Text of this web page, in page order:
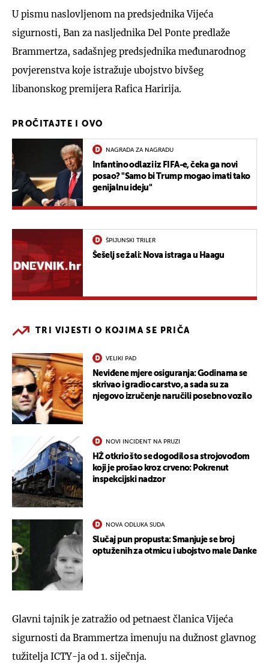
U pismu naslovljenom na predsjednika Vijeća
sigurnosti, Ban za nasljednika Del Ponte predlaže
Brammertza, sadašnjeg predsjednika međunarodnog
povjerenstva koje istražuje ubojstvo bivšeg
libanonskog premijera Rafica Haririja.
PROČITAJTE I OVO
NAGRADA ZA NAGRADU
Infantino odlazi iz FIFA-e, čeka ga novi
posao? "Samo bi Trump mogao imati tako
genijalnu ideju"
ŠPIJUNSKI TRILER
Šešelj se žali: Nova istraga u Haagu
TRI VIJESTI O KOJIMA SE PRIČA
VELIKI PAD
Neviđene mjere osiguranja: Godinama se
skrivao i gradio carstvo, a sada su za
njegovo izručenje naručili posebno vozilo
NOVI INCIDENT NA PRUZI
HŽ otkrio što se dogodilo sa strojovođom
koji je prošao kroz crveno: Pokrenut
inspekcijski nadzor
NOVA ODLUKA SUDA
Slučaj pun propusta: Smanjuje se broj
optuženih za otmicu i ubojstvo male Danke
Glavni tajnik je zatražio od petnaest članica Vijeća
sigurnosti da Brammertza imenuju na dužnost glavnog
tužitelja ICTY-ja od 1. siječnja.